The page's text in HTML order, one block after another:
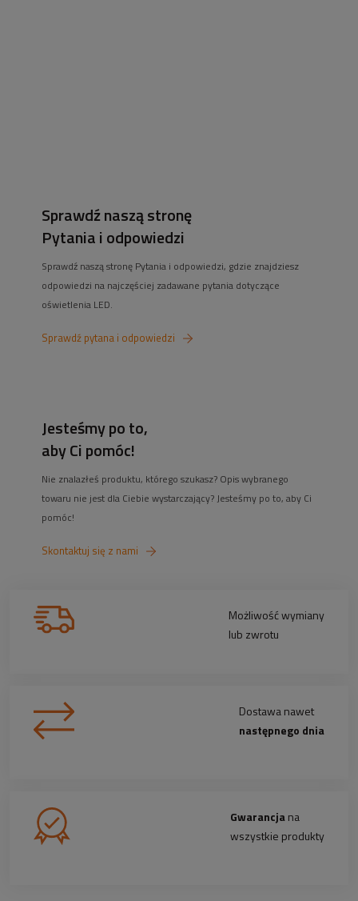
Możliwość wymiany
lub zwrotu
Dostawa nawet
następnego dnia
Gwarancjana
wszystkie produkty
Sprawdź naszą stronę
Pytania i odpowiedzi
Sprawdź naszą stronę Pytania i odpowiedzi, gdzie znajdziesz
odpowiedzi na najczęściej zadawane pytania dotyczące
oświetlenia LED.
Sprawdź pytana i odpowiedzi
Jesteśmy po to,
aby Ci pomóc!
Nie znalazłeś produktu, którego szukasz? Opis wybranego
towaru nie jest dla Ciebie wystarczający? Jesteśmy po to, aby Ci
pomóc!
Skontaktuj się z nami